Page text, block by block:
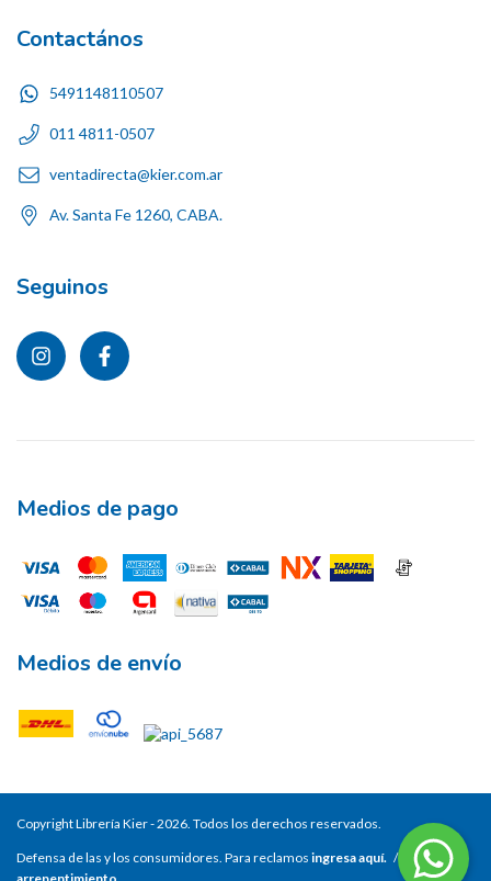
Contactános
5491148110507
011 4811-0507
ventadirecta@kier.com.ar
Av. Santa Fe 1260, CABA.
Seguinos
Medios de pago
Medios de envío
Copyright Librería Kier - 2026. Todos los derechos reservados.
Defensa de las y los consumidores. Para reclamos ingresa aquí. /
Botón de